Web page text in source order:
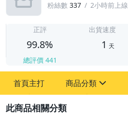
粉絲數 337 2小時前上線
正評
99.8%
總評價 441
出貨速度
1 天
首頁主打 商品分類
偶像、球員卡與郵幣